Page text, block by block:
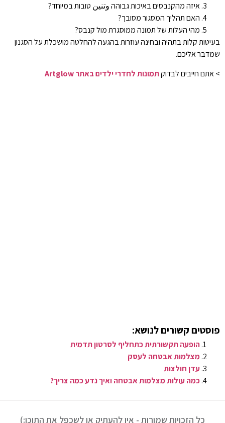
איזה מהקנבסים באיכות גבוהה وتنين טובות במיוחד?
האם תהליך המסגור מסובך?
מהי העלות של תמונה ממוסגרת מול קנבס?
בעיטות קלות בתהיה ובחינה עוזרות בהגעה להחלטה מושכלת על הסגנון
שמדבר אליכם.
> אתם חייבים לבדוקתמונות לחדרי ילדים באתר Artglow
פוסטים קשורים לנושא:
הופעה תקשורתית כתחליף לסרטון תדמית
מצלמות אבטחה לעסק
עדן חולצות
כמה עולות מצלמות אבטחה ואיך נדע כמה צריך?
כל הזכויות שמורות - אין להעתיק או לשכפל את התוכן:)